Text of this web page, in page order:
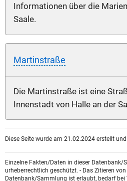
Informationen über die
Saale.
Martinstraße
Die Martinstraße ist eine
Innenstadt von Halle an der
Diese Seite wurde am 21.02.2024 erstellt
Einzelne Fakten/Daten in dieser
urheberrechtlich geschützt. - Das Zitieren
Datenbank/Sammlung ist erlaubt, bedarf